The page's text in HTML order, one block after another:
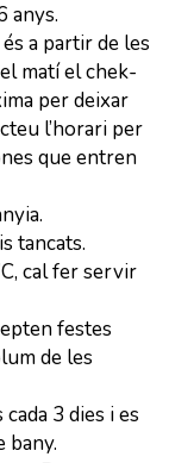
anys.
és a partir de les
matí el chek-
per deixar
l’horari per
que entren
tancats.
cal fer servir
festes
de les
3 dies i es
bany.